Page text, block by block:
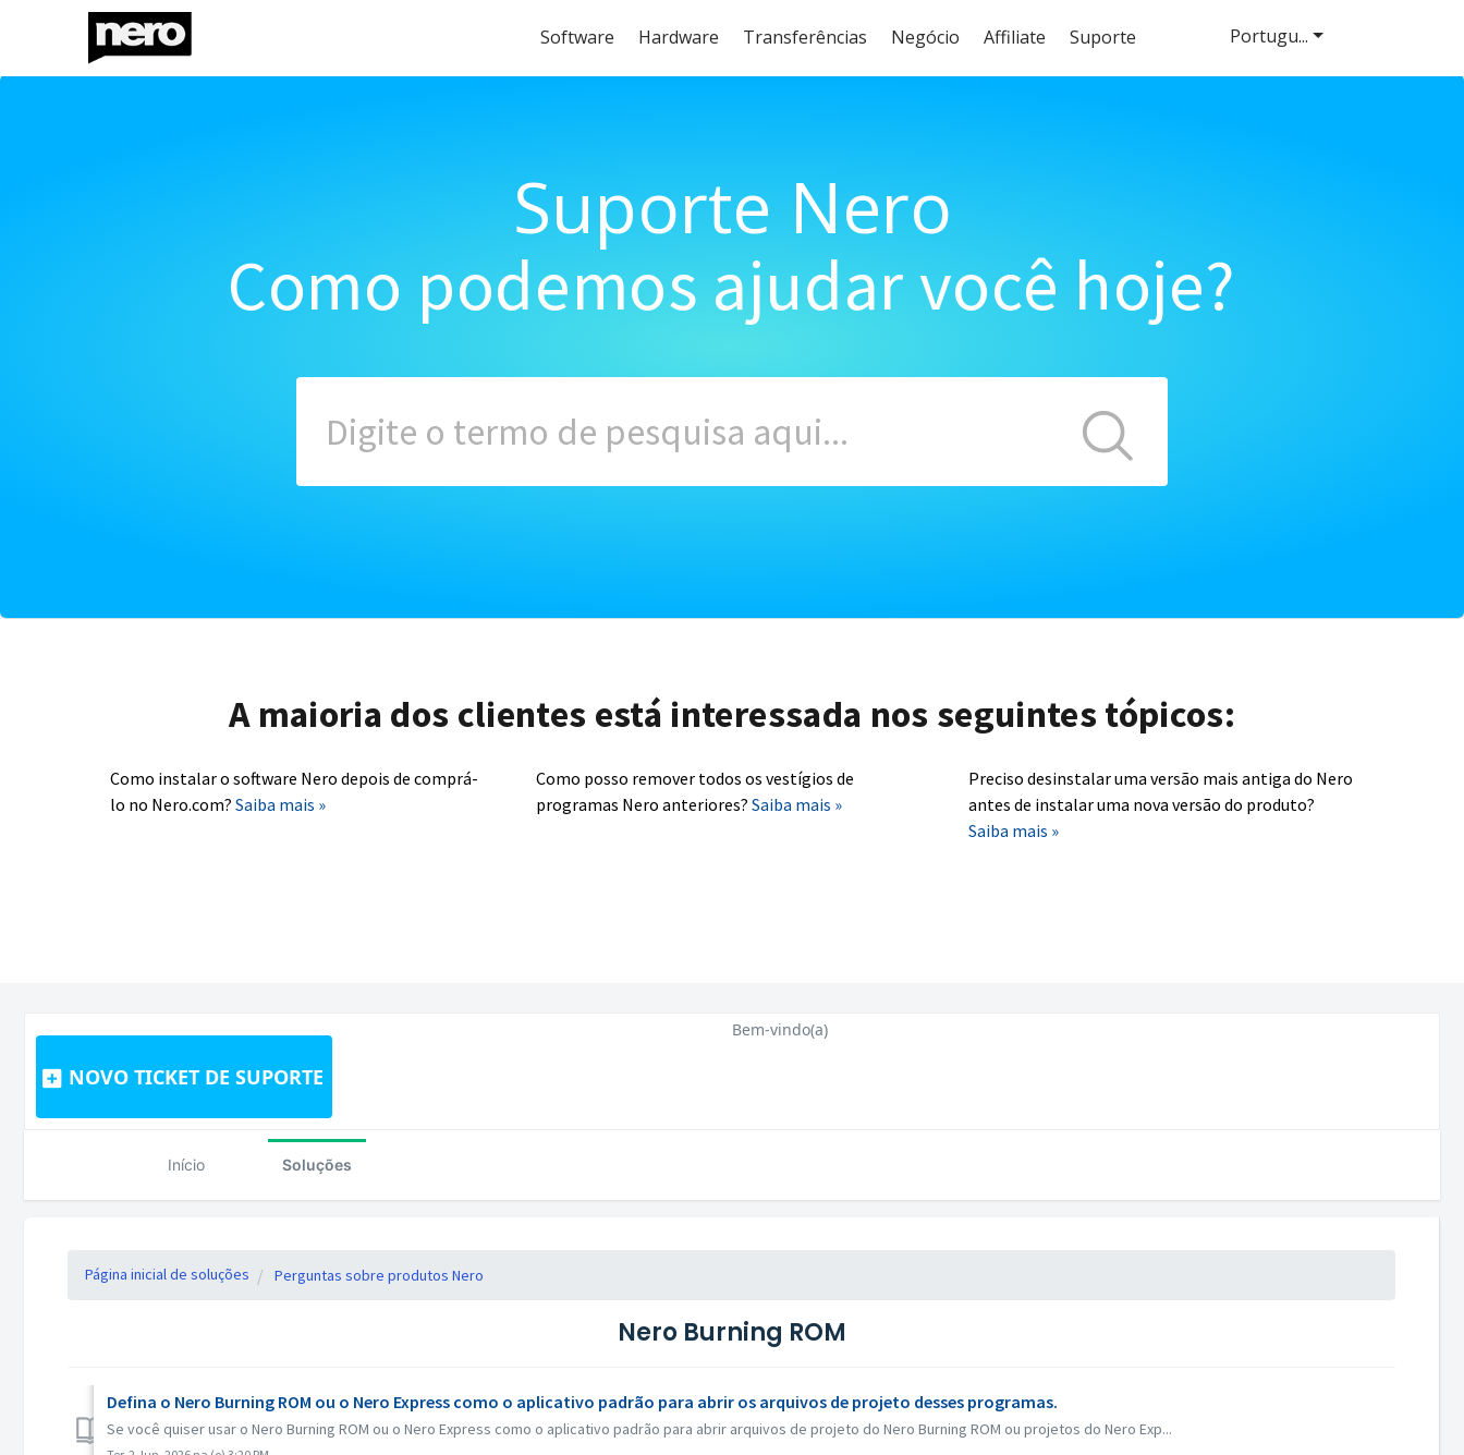
Software Hardware Transferências Negócio Affiliate Suporte
Suporte Nero
Como podemos ajudar você hoje?
A maioria dos clientes está interessada nos seguintes tópicos:
Como instalar o software Nero depois de comprá-
lo no Nero.com? Saiba mais »
Como posso remover todos os vestígios de
programas Nero anteriores? Saiba mais »
Preciso desinstalar uma versão mais antiga do Nero
antes de instalar uma nova versão do produto?
Saiba mais »
NOVO TICKET DE SUPORTE
Portugu...
Bem-vindo(a)
Início Soluções
Página inicial de soluções Perguntas sobre produtos Nero
Nero Burning ROM
Defina o Nero Burning ROM ou o Nero Express como o aplicativo padrão para abrir os arquivos de projeto desses programas.
Se você quiser usar o Nero Burning ROM ou o Nero Express como o aplicativo padrão para abrir arquivos de projeto do Nero Burning ROM ou projetos do Nero Exp...